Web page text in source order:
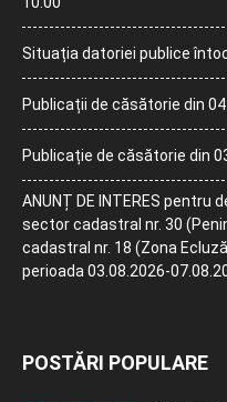
Situația datoriei publice
Publicații de căsătorie din
Publicație de căsătorie din
ANUNȚ DE INTERES
sector cadastral nr. 30
cadastral nr. 18 (Zona
perioada 03.08.2026-
POSTĂRI POPULARE